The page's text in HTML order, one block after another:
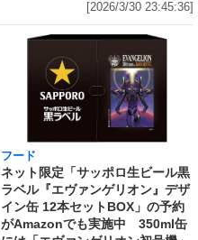
[2026/3/30 23:45:36]
フード
ネット限定「サッポロ生ビール黒
ラベル『エヴァンゲリオン』デザ
イン缶 12本セットBOX」の予約
がAmazonでも実施中 350ml缶